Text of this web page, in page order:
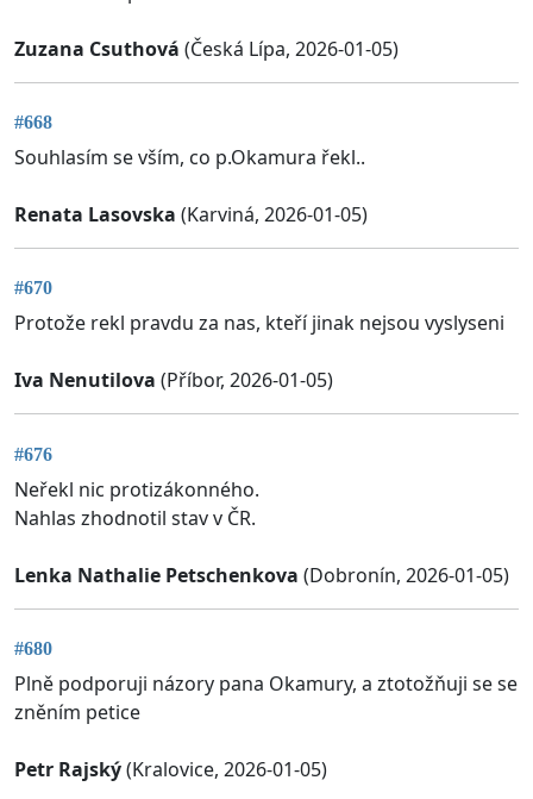
Zuzana Csuthová (Česká Lípa, 2026-01-05)
#668
Souhlasím se vším, co p.Okamura řekl..
Renata Lasovska (Karviná, 2026-01-05)
#670
Protože rekl pravdu za nas, kteří jinak nejsou vyslyseni
Iva Nenutilova (Příbor, 2026-01-05)
#676
Neřekl nic protizákonného.
Nahlas zhodnotil stav v ČR.
Lenka Nathalie Petschenkova (Dobronín, 2026-01-05)
#680
Plně podporuji názory pana Okamury, a ztotožňuji se se
zněním petice
Petr Rajský(Kralovice, 2026-01-05)